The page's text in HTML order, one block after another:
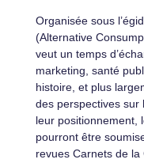
Organisée sous
(Alternative
veut un temps
marketing, santé
histoire, et plus
des perspectives sur
leur positionnement,
pourront être
revues Carnets de